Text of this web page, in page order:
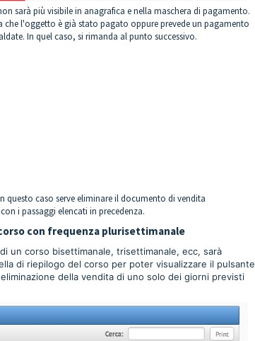
sarà più visibile in anagrafica e nella maschera di pagamento.
che l'oggetto è già stato pagato oppure prevede un pagamento
In quel caso, si rimanda al punto successivo.
questo caso serve eliminare il documento di vendita
i passaggi elencati in precedenza.
con frequenza plurisettimanale
un corso bisettimanale, trisettimanale, ecc, sarà
di riepilogo del corso per poter visualizzare il pulsante
della vendita di uno solo dei giorni previsti